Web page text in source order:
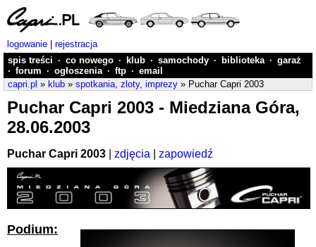
logowanie
rejestracja
spis treści · co nowego · klub · samochody · biblioteka · garaż
· forum · ogłoszenia · ftp · email
capri.pl » klub » spotkania, zloty, imprezy » Puchar Capri 2003
Puchar Capri 2003 - Miedziana Góra,
28.06.2003
Puchar Capri 2003 zdjęcia zapowiedź
Podium: